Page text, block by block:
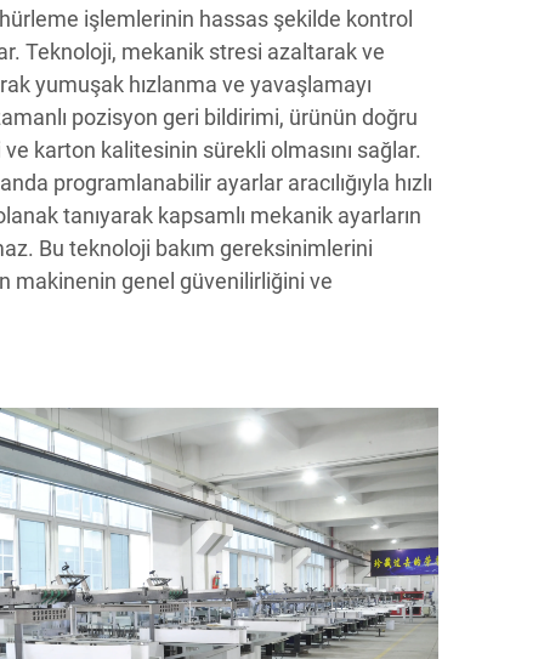
işlemlerinin hassas şekilde kontrol
Teknoloji, mekanik stresi azaltarak ve
yumuşak hızlanma ve yavaşlamayı
pozisyon geri bildirimi, ürünün doğru
karton kalitesinin sürekli olmasını sağlar.
programlanabilir ayarlar aracılığıyla hızlı
tanıyarak kapsamlı mekanik ayarların
Bu teknoloji bakım gereksinimlerini
makinenin genel güvenilirliğini ve